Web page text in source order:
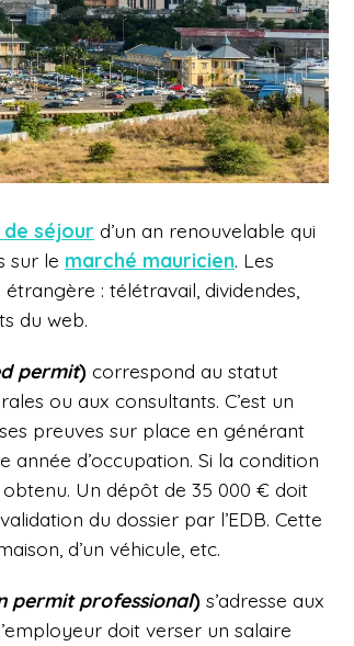
séjour d’un an renouvelable qui
sur le marché mauricien. Les
: télétravail, dividendes,
du web.
permit) correspond au statut
ou aux consultants. C’est un
preuves sur place en générant
e année d’occupation. Si la condition
Un dépôt de 35 000 € doit
du dossier par l’EDB. Cette
d’un véhicule, etc.
permit professional) s’adresse aux
doit verser un salaire